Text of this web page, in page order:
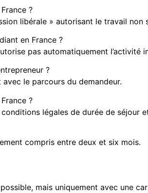
?
libérale » autorisant le travail non
en France ?
pas automatiquement l’activité
?
le parcours du demandeur.
?
légales de durée de séjour
compris entre deux et six mois.
mais uniquement avec une